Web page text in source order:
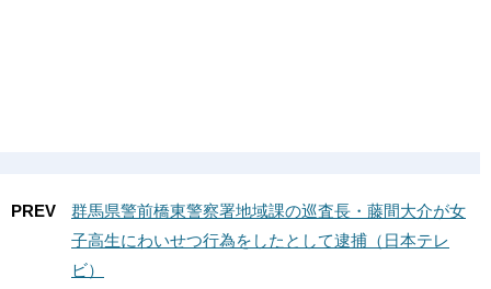
PREV
群馬県警前橋東警察署地域課の巡査長・藤間大介が女
子高生にわいせつ行為をしたとして逮捕（日本テレ
ビ）